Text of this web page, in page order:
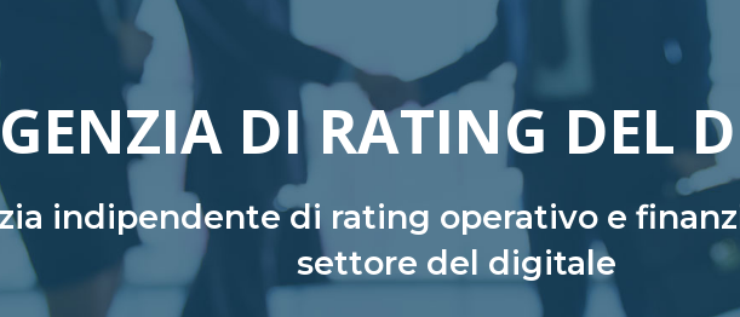
indipendente di rating operativo e
settore del digitale
DI RATING DEL